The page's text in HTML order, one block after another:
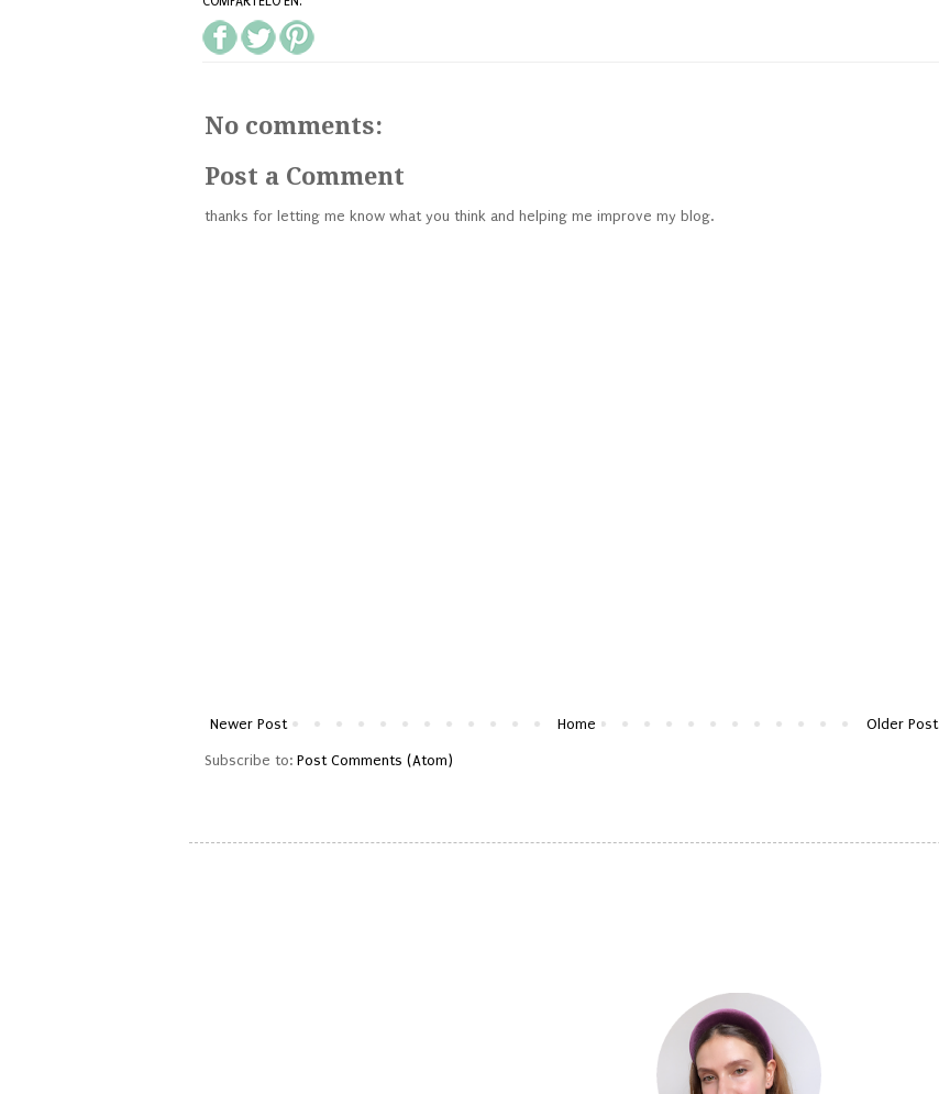
No comments:
Post a Comment
thanks for letting me know what you think and helping me improve my blog.
Newer Post Older Post
Home
Subscribe to: Post Comments (Atom)